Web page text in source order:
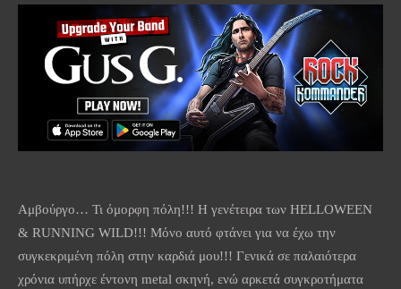
Αμβούργο… Τι όμορφη πόλη!!! Η γενέτειρα των HELLOWEEN
& RUNNING WILD!!! Μόνο αυτό φτάνει για να έχω την
συγκεκριμένη πόλη στην καρδιά μου!!! Γενικά σε παλαιότερα
χρόνια υπήρχε έντονη metal σκηνή, ενώ αρκετά συγκροτήματα